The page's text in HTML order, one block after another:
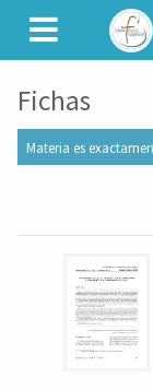
Fichas
Materia es